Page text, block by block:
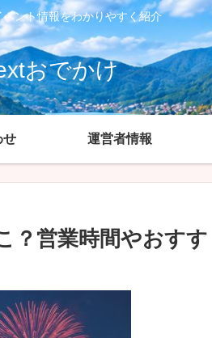
ベント情報をわかりやすく紹介
おでかけ
せ 運営者情報
？営業時間やおすす